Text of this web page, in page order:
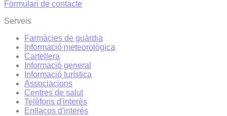
Formulari de contacte
Serveis
Farmàcies de guàrdia
Informació meteorològica
Cartellera
Informació general
Informació turística
Associacions
Centres de salut
Telèfons d'interès
Enllaços d'interés